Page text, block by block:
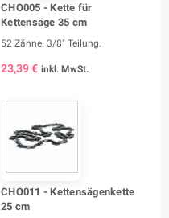
CHO005 - Kette für
Kettensäge 35 cm
52 Zähne. 3/8" Teilung.
23,39 € inkl. MwSt.
CHO011 - Kettensägenkette
25 cm